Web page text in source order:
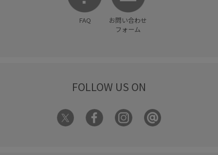
FAQ
お問い合わせ
フォーム
FOLLOW US ON